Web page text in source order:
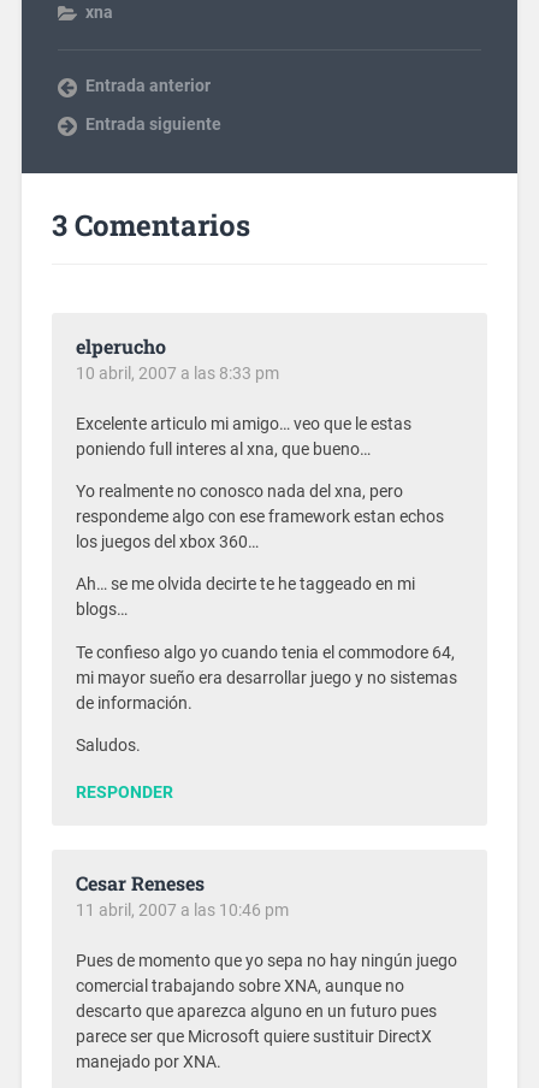
xna
Entrada anterior
Entrada siguiente
3 Comentarios
elperucho
10 abril, 2007 a las 8:33 pm
Excelente articulo mi amigo… veo que le estas
poniendo full interes al xna, que bueno…
Yo realmente no conosco nada del xna, pero
respondeme algo con ese framework estan echos
los juegos del xbox 360…
Ah… se me olvida decirte te he taggeado en mi
blogs…
Te confieso algo yo cuando tenia el commodore 64,
mi mayor sueño era desarrollar juego y no sistemas
de información.
Saludos.
RESPONDER
Cesar Reneses
11 abril, 2007 a las 10:46 pm
Pues de momento que yo sepa no hay ningún juego
comercial trabajando sobre XNA, aunque no
descarto que aparezca alguno en un futuro pues
parece ser que Microsoft quiere sustituir DirectX
manejado por XNA.